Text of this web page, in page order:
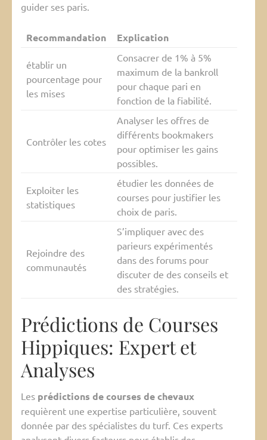
guider ses paris.
Recommandation Explication
établir un
pourcentage pour
les mises
Consacrer de 1% à 5%
maximum de la bankroll
pour chaque pari en
fonction de la fiabilité.
Contrôler les cotes
Analyser les offres de
différents bookmakers
pour optimiser les gains
possibles.
Exploiter les
statistiques
étudier les données de
courses pour justifier les
choix de paris.
Rejoindre des
communautés
S’impliquer avec des
parieurs expérimentés
dans des forums pour
discuter de des conseils et
des stratégies.
Prédictions de Courses
Hippiques: Expert et
Analyses
Les prédictions de courses de chevaux
requièrent une expertise particulière, souvent
donnée par des spécialistes du turf. Ces experts